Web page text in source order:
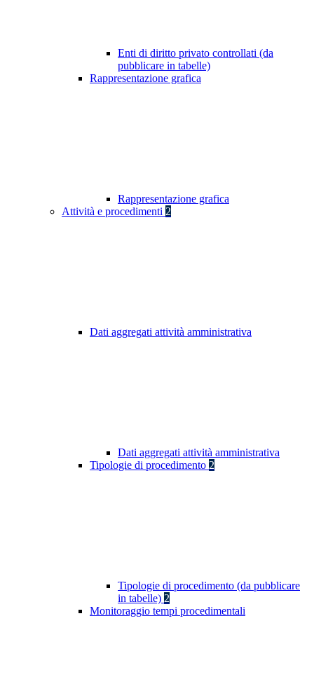
Enti di diritto privato controllati (da
pubblicare in tabelle)
Rappresentazione grafica
Rappresentazione grafica
Attività e procedimenti 2
Dati aggregati attività amministrativa
Dati aggregati attività amministrativa
Tipologie di procedimento 2
Tipologie di procedimento (da pubblicare
in tabelle) 2
Monitoraggio tempi procedimentali